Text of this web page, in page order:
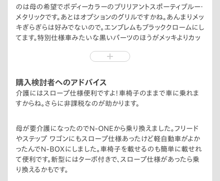
のは母の希望でボディーカラーのブリリアントスポーティブルー・
メタリックです。あとはオプションのグリルですかね。あんまりメッ
キぎらぎらは好みでないので。エンブレムもブラッククロームにし
てます。特別仕様車みたいな黒いパーツのほうがメッキよりカッ
購入検討者へのアドバイス
介護にはスロープ仕様便利ですよ！車椅子のままで車に乗れま
すからね。さらに非課税なのが助かります。
母が要介護になったのでN-ONEから乗り換えました。フリード
やステップ ワゴンにもスロープ仕様あったけど軽自動車がよか
ったんでN-BOXにしました。車椅子を載せるのも簡単に載せれ
て便利です。新型にはターボ付きで、スロープ仕様があったら乗
り換えるかもです。